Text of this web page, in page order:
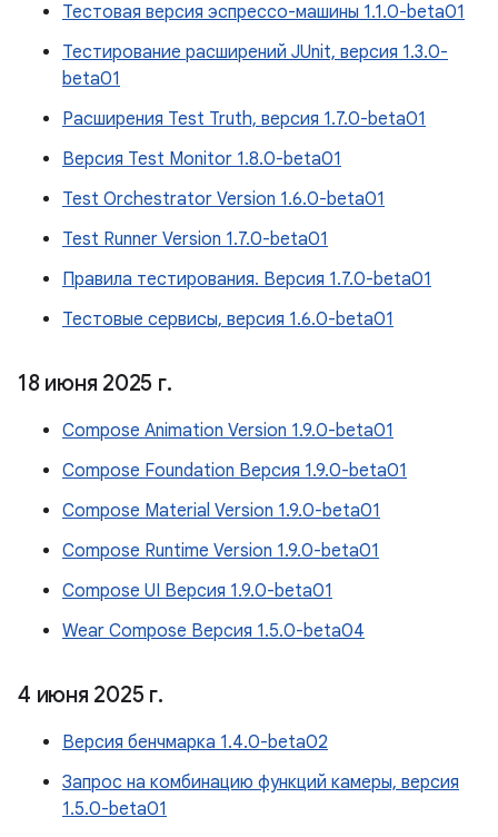
Тестовая версия эспрессо-машины 1.1.0-beta01
Тестирование расширений JUnit, версия 1.3.0-
beta01
Расширения Test Truth, версия 1.7.0-beta01
Версия Test Monitor 1.8.0-beta01
Test Orchestrator Version 1.6.0-beta01
Test Runner Version 1.7.0-beta01
Правила тестирования. Версия 1.7.0-beta01
Тестовые сервисы, версия 1.6.0-beta01
18 июня 2025 г.
Compose Animation Version 1.9.0-beta01
Compose Foundation Версия 1.9.0-beta01
Compose Material Version 1.9.0-beta01
Compose Runtime Version 1.9.0-beta01
Compose UI Версия 1.9.0-beta01
Wear Compose Версия 1.5.0-beta04
4 июня 2025 г.
Версия бенчмарка 1.4.0-beta02
Запрос на комбинацию функций камеры, версия
1.5.0-beta01